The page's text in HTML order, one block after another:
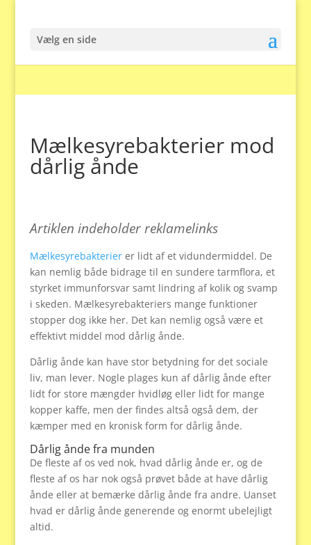
Vælg en side
Mælkesyrebakterier mod
dårlig ånde
Artiklen indeholder reklamelinks
Mælkesyrebakterierer lidt af et vidundermiddel. De
kan nemlig både bidrage til en sundere tarmflora, et
styrket immunforsvar samt lindring af kolik og svamp
i skeden. Mælkesyrebakteriers mange funktioner
stopper dog ikke her. Det kan nemlig også være et
effektivt middel mod dårlig ånde.
Dårlig ånde kan have stor betydning for det sociale
liv, man lever. Nogle plages kun af dårlig ånde efter
lidt for store mængder hvidløg eller lidt for mange
kopper kaffe, men der findes altså også dem, der
kæmper med en kronisk form for dårlig ånde.
Dårlig ånde fra munden
De fleste af os ved nok, hvad dårlig ånde er, og de
fleste af os har nok også prøvet både at have dårlig
ånde eller at bemærke dårlig ånde fra andre. Uanset
hvad er dårlig ånde generende og enormt ubelejligt
altid.